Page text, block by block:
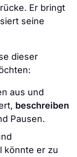
Er bringt
seine
dieser
aus und
beschreiben
Pausen.
könnte er zu